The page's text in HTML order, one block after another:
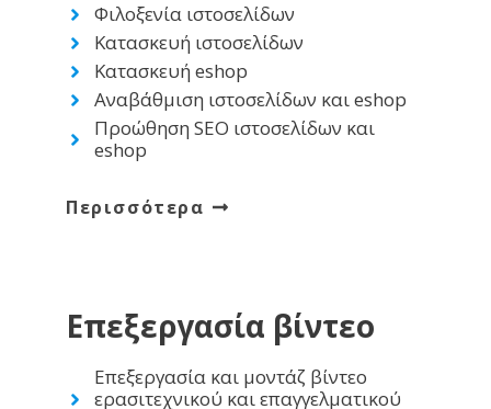
Φιλοξενία ιστοσελίδων
Κατασκευή ιστοσελίδων
Κατασκευή eshop
Αναβάθμιση ιστοσελίδων και eshop
Προώθηση SEO ιστοσελίδων και
eshop
Περισσότερα
Επεξεργασία βίντεο
Επεξεργασία και μοντάζ βίντεο
ερασιτεχνικού και επαγγελματικού